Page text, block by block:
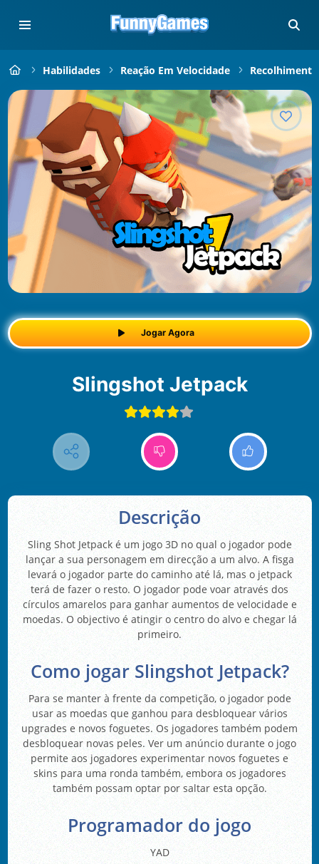
Habilidades Reação Em Velocidade
Jogar Agora
Slingshot Jetpack
Descrição
Sling Shot Jetpack é um jogo 3D no qual o jogador pode
lançar a sua personagem em direcção a um alvo. A fisga
levará o jogador parte do caminho até lá, mas o jetpack
terá de fazer o resto. O jogador pode voar através dos
círculos amarelos para ganhar aumentos de velocidade e
moedas. O objectivo é atingir o centro do alvo e chegar lá
primeiro.
Como jogar Slingshot Jetpack?
Para se manter à frente da competição, o jogador pode
usar as moedas que ganhou para desbloquear vários
upgrades e novos foguetes. Os jogadores também podem
desbloquear novas peles. Ver um anúncio durante o jogo
permite aos jogadores experimentar novos foguetes e
skins para uma ronda também, embora os jogadores
também possam optar por saltar esta opção.
Programador do jogo
YAD